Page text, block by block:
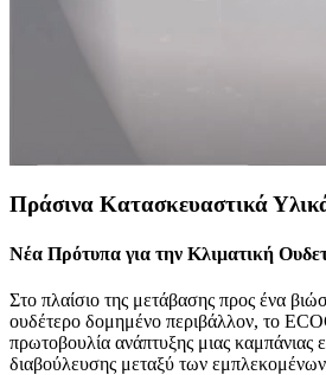
Πράσινα Κατασκευαστικά
Νέα Πρότυπα για την Κλιματική
Στο πλαίσιο της μετάβασης προς ένα
ουδέτερο δομημένο περιβάλλον, το
πρωτοβουλία ανάπτυξης μιας καμπάνιας
διαβούλευσης μεταξύ των